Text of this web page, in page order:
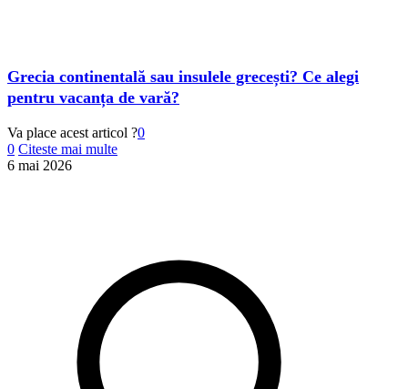
Grecia continentală sau insulele grecești? Ce alegi
pentru vacanța de vară?
Va place acest articol ?0
0 Citeste mai multe
6 mai 2026